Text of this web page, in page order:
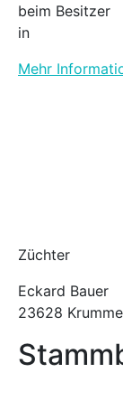
beim Besitzer
in
Mehr
Züchter
Eckard Bauer
23628